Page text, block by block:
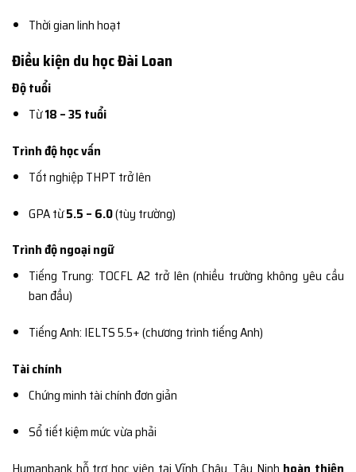
Thời gian linh hoạt
Điều kiện du học Đài Loan
Độ tuổi
Từ18 – 35 tuổi
Trình độ học vấn
Tốt nghiệp THPT trở lên
GPA từ5.5 – 6.0(tùy trường)
Trình độ ngoại ngữ
Tiếng Trung: TOCFL A2 trở lên (nhiều trường không yêu cầu
ban đầu)
Tiếng Anh: IELTS 5.5+ (chương trình tiếng Anh)
Tài chính
Chứng minh tài chính đơn giản
Sổ tiết kiệm mức vừa phải